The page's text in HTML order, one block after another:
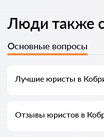
Люди также
Основные вопросы
Лучшие юристы в
информацией. Цены, отзывы,
Отзывы юристов в